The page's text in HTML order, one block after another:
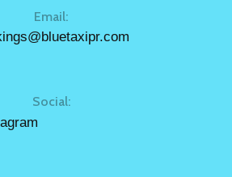
Email:
Social: